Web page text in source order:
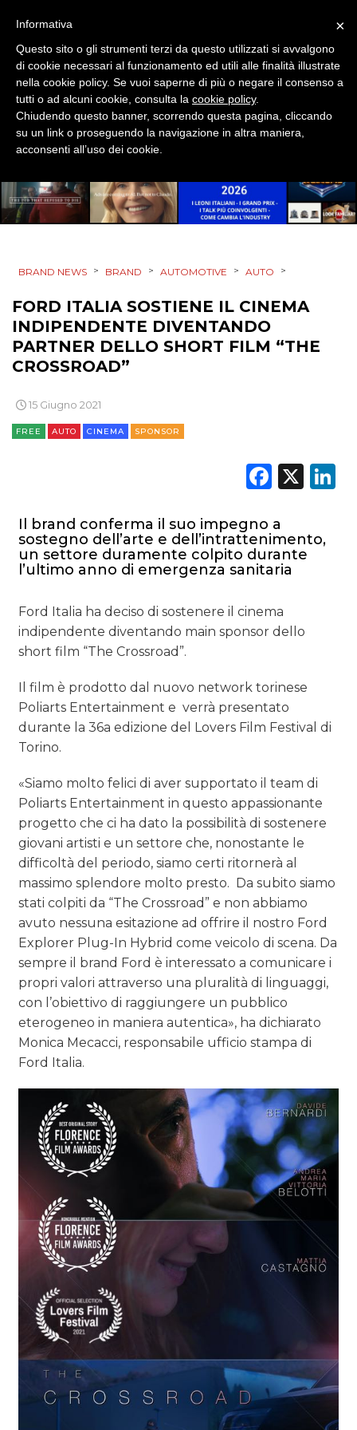
TV
DATI
PREVISIONI/SCENARI
CASE HISTORY
OPINIONI
BRAND NEWS > BRAND > AUTOMOTIVE > AUTO >
FORD ITALIA SOSTIENE IL CINEMA
INDIPENDENTE DIVENTANDO
PARTNER DELLO SHORT FILM “THE
CROSSROAD”
15 Giugno 2021
FREE AUTO CINEMA SPONSOR
X
Il brand conferma il suo impegno a
sostegno dell’arte e dell’intrattenimento,
un settore duramente colpito durante
l’ultimo anno di emergenza sanitaria
Ford Italia ha deciso di sostenere il cinema
indipendente diventando main sponsor dello
short film “The Crossroad”.
Il film è prodotto dal nuovo network torinese
Poliarts Entertainment e verrà presentato
durante la 36a edizione del Lovers Film Festival di
Torino.
«Siamo molto felici di aver supportato il team di
Poliarts Entertainment in questo appassionante
progetto che ci ha dato la possibilità di sostenere
giovani artisti e un settore che, nonostante le
difficoltà del periodo, siamo certi ritornerà al
massimo splendore molto presto. Da subito siamo
stati colpiti da “The Crossroad” e non abbiamo
avuto nessuna esitazione ad offrire il nostro Ford
Explorer Plug-In Hybrid come veicolo di scena. Da
sempre il brand Ford è interessato a comunicare i
propri valori attraverso una pluralità di linguaggi,
con l’obiettivo di raggiungere un pubblico
eterogeneo in maniera autentica», ha dichiarato
Monica Mecacci, responsabile ufficio stampa di
Ford Italia.
×
Informativa
Questo sito o gli strumenti terzi da questo utilizzati si avvalgono
di cookie necessari al funzionamento ed utili alle finalità illustrate
nella cookie policy. Se vuoi saperne di più o negare il consenso a
tutti o ad alcuni cookie, consulta la cookie policy.
Chiudendo questo banner, scorrendo questa pagina, cliccando
su un link o proseguendo la navigazione in altra maniera,
acconsenti all’uso dei cookie.